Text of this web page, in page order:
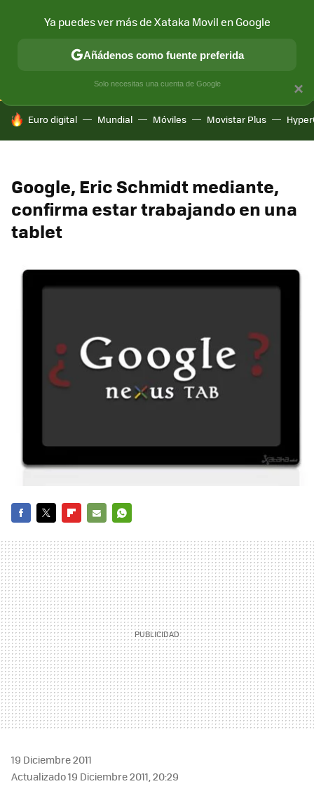
CONECTIVIDAD MÓVIL Y SOCIEDAD APLICACIONES
HOY SE HABLA DE
Euro digital Mundial Móviles Movistar Plus
Google, Eric Schmidt mediante,
confirma estar trabajando en una
tablet
MAIL
19 Diciembre 2011
Actualizado 19 Diciembre 2011, 20:29
×
Ya puedes ver más de Xataka Movil en Google
Añádenos como fuente preferida
Solo necesitas una cuenta de Google